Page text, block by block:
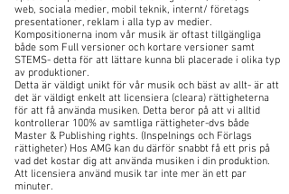
web, sociala medier, mobil teknik, internt/ företags
presentationer, reklam i alla typ av medier.
Kompositionerna inom vår musik är oftast tillgängliga
både som Full versioner och kortare versioner samt
STEMS- detta för att lättare kunna bli placerade i olika typ
av produktioner.
Detta är väldigt unikt för vår musik och bäst av allt- är att
det är väldigt enkelt att licensiera (cleara) rättigheterna
för att få använda musiken. Detta beror på att vi alltid
kontrollerar 100% av samtliga rättigheter-dvs både
Master & Publishing rights. (Inspelnings och Förlags
rättigheter) Hos AMG kan du därför snabbt få ett pris på
vad det kostar dig att använda musiken i din produktion.
Att licensiera använd musik tar inte mer än ett par
minuter.